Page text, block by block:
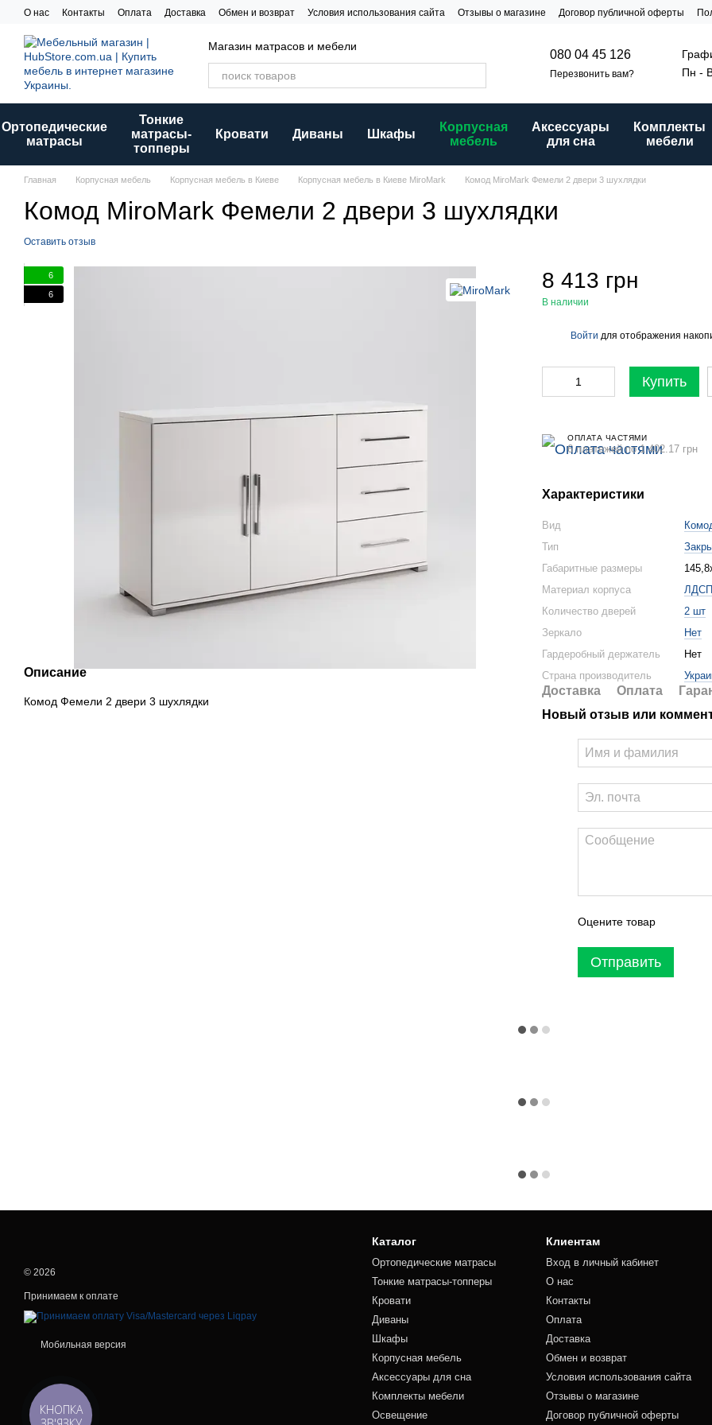
Перейти к основному контенту
О нас Контакты Оплата Доставка Обмен и возврат Условия использования сайта Отзывы о магазине Договор публичной оферты
Магазин матрасов и мебели
080 04 45 126
Перезвонить вам?
Пн -
Ортопедические
матрасы
Тонкие
матрасы-
топперы
Кровати Диваны Шкафы
Корпусная
мебель
Аксессуары
для сна
Комплекты
мебели
Главная Корпусная мебель Корпусная мебель в Киеве Корпусная мебель в Киеве MiroMark Комод MiroMark Фемели 2 двери 3 шухлядки
Комод MiroMark Фемели 2 двери 3 шухлядки
Оставить отзыв
6
6
Описание
Комод Фемели 2 двери 3 шухлядки
8 413 грн
В наличии
Войти для отображения
Купить
ОПЛАТА ЧАСТЯМИ
6 платежей по 1 402.17 грн
Характеристики
Вид
Тип
Габаритные размеры
Материал корпуса
ЛДСП
Количество дверей
2 шт
Зеркало
Нет
Гардеробный держатель
Нет
Страна производитель
Доставка Оплата
Новый отзыв или
Оцените товар
Отправить
© 2026
Принимаем к оплате
Мобильная версия
Каталог
Ортопедические матрасы
Тонкие матрасы-топперы
Кровати
Диваны
Шкафы
Корпусная мебель
Аксессуары для сна
Комплекты мебели
Освещение
Клиентам
Вход в личный кабинет
О нас
Контакты
Оплата
Доставка
Обмен и возврат
Условия использования сайта
Отзывы о магазине
Договор публичной оферты
КНОПКА